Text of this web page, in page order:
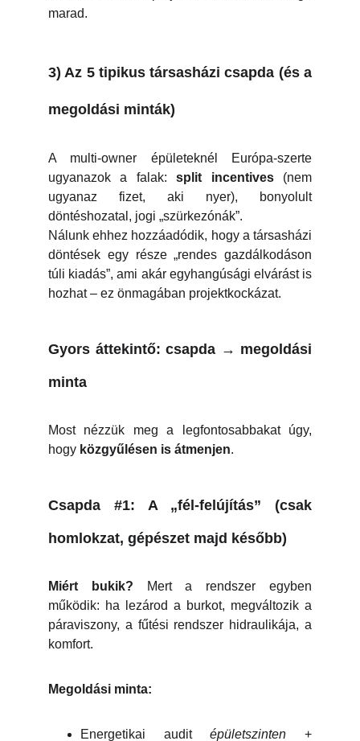
marad.
3) Az 5 tipikus társasházi csapda (és a
megoldási minták)
A multi-owner épületeknél Európa-szerte
ugyanazok a falak:split incentives(nem
ugyanaz fizet, aki nyer), bonyolult
döntéshozatal, jogi „szürkezónák”.
Nálunk ehhez hozzáadódik, hogy a társasházi
döntések egy része „rendes gazdálkodáson
túli kiadás”, ami akár egyhangúsági elvárást is
hozhat – ez önmagában projektkockázat.
Gyors áttekintő: csapda → megoldási
minta
Most nézzük meg a legfontosabbakat úgy,
hogy közgyűlésen is átmenjen.
Csapda #1: A „fél-felújítás” (csak
homlokzat, gépészet majd később)
Miért bukik? Mert a rendszer egyben
működik: ha lezárod a burkot, megváltozik a
páraviszony, a fűtési rendszer hidraulikája, a
komfort.
Megoldási minta:
Energetikai auditépületszinten +